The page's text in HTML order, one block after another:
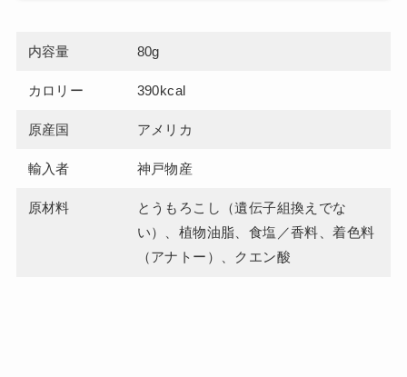
内容量 80g
カロリー 390kcal
原産国 アメリカ
輸入者 神戸物産
原材料
とうもろこし（遺伝子組換えでな
い）、植物油脂、食塩／香料、着色料
（アナトー）、クエン酸